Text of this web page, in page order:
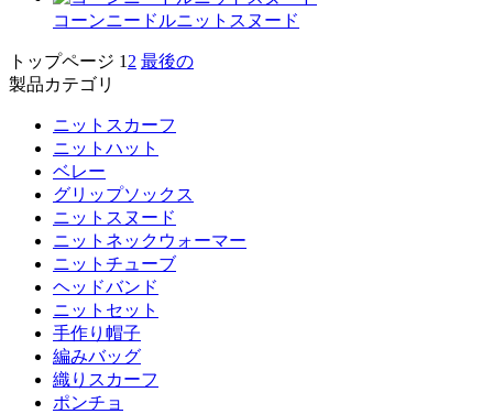
コーンニードルニットスヌード
トップページ 1 2 最後の
製品カテゴリ
ニットスカーフ
ニットハット
ベレー
グリップソックス
ニットスヌード
ニットネックウォーマー
ニットチューブ
ヘッドバンド
ニットセット
手作り帽子
編みバッグ
織りスカーフ
ポンチョ